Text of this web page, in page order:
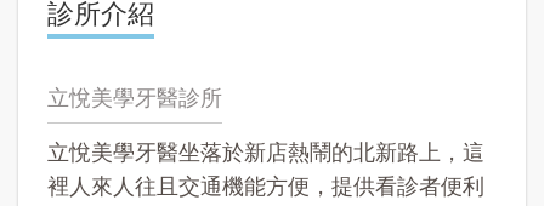
診所介紹
立悅美學牙醫診所
立悅美學牙醫坐落於新店熱鬧的北新路上，這
裡人來人往且交通機能方便，提供看診者便利